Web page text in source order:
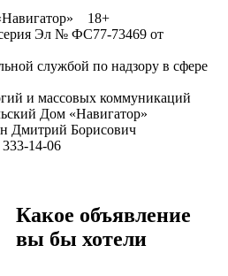
18+
Эл № ФС77-73469 от
службой по надзору в сфере
и массовых коммуникаций
Дом «Навигатор»
Дмитрий Борисович
14-06
Какое объявление
вы бы хотели